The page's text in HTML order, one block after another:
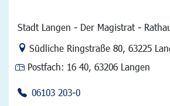
Stadt Langen - Der Magistrat -
Link zur Google-Maps Navigation
Südliche Ringstraße 80, 63225
Postfach: 16 40, 63206 Langen
06103 203-0